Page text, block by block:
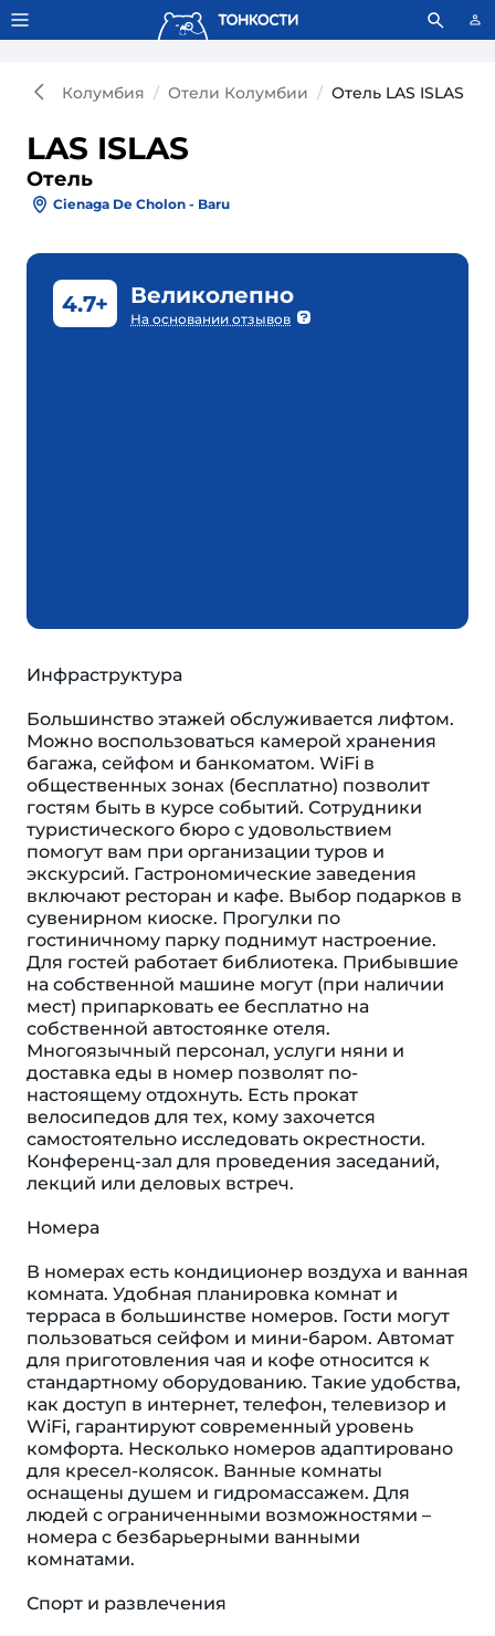
Тонкости используют сookie-файлы. Что это значит?
Колумбия Отели Колумбии Отель LAS ISLAS
LAS ISLAS
Отель
Cienaga De Cholon - Baru
4.7+ Великолепно
На основании отзывов
Инфраструктура
Большинство этажей обслуживается лифтом.
Можно воспользоваться камерой хранения
багажа, сейфом и банкоматом. WiFi в
общественных зонах (бесплатно) позволит
гостям быть в курсе событий. Сотрудники
туристического бюро с удовольствием
помогут вам при организации туров и
экскурсий. Гастрономические заведения
включают ресторан и кафе. Выбор подарков в
сувенирном киоске. Прогулки по
гостиничному парку поднимут настроение.
Для гостей работает библиотека. Прибывшие
на собственной машине могут (при наличии
мест) припарковать ее бесплатно на
собственной автостоянке отеля.
Многоязычный персонал, услуги няни и
доставка еды в номер позволят по-
настоящему отдохнуть. Есть прокат
велосипедов для тех, кому захочется
самостоятельно исследовать окрестности.
Конференц-зал для проведения заседаний,
лекций или деловых встреч.
Номера
В номерах есть кондиционер воздуха и ванная
комната. Удобная планировка комнат и
терраса в большинстве номеров. Гости могут
пользоваться сейфом и мини-баром. Автомат
для приготовления чая и кофе относится к
стандартному оборудованию. Такие удобства,
как доступ в интернет, телефон, телевизор и
WiFi, гарантируют современный уровень
комфорта. Несколько номеров адаптировано
для кресел-колясок. Ванные комнаты
оснащены душем и гидромассажем. Для
людей с ограниченными возможностями –
номера с безбарьерными ванными
комнатами.
Спорт и развлечения